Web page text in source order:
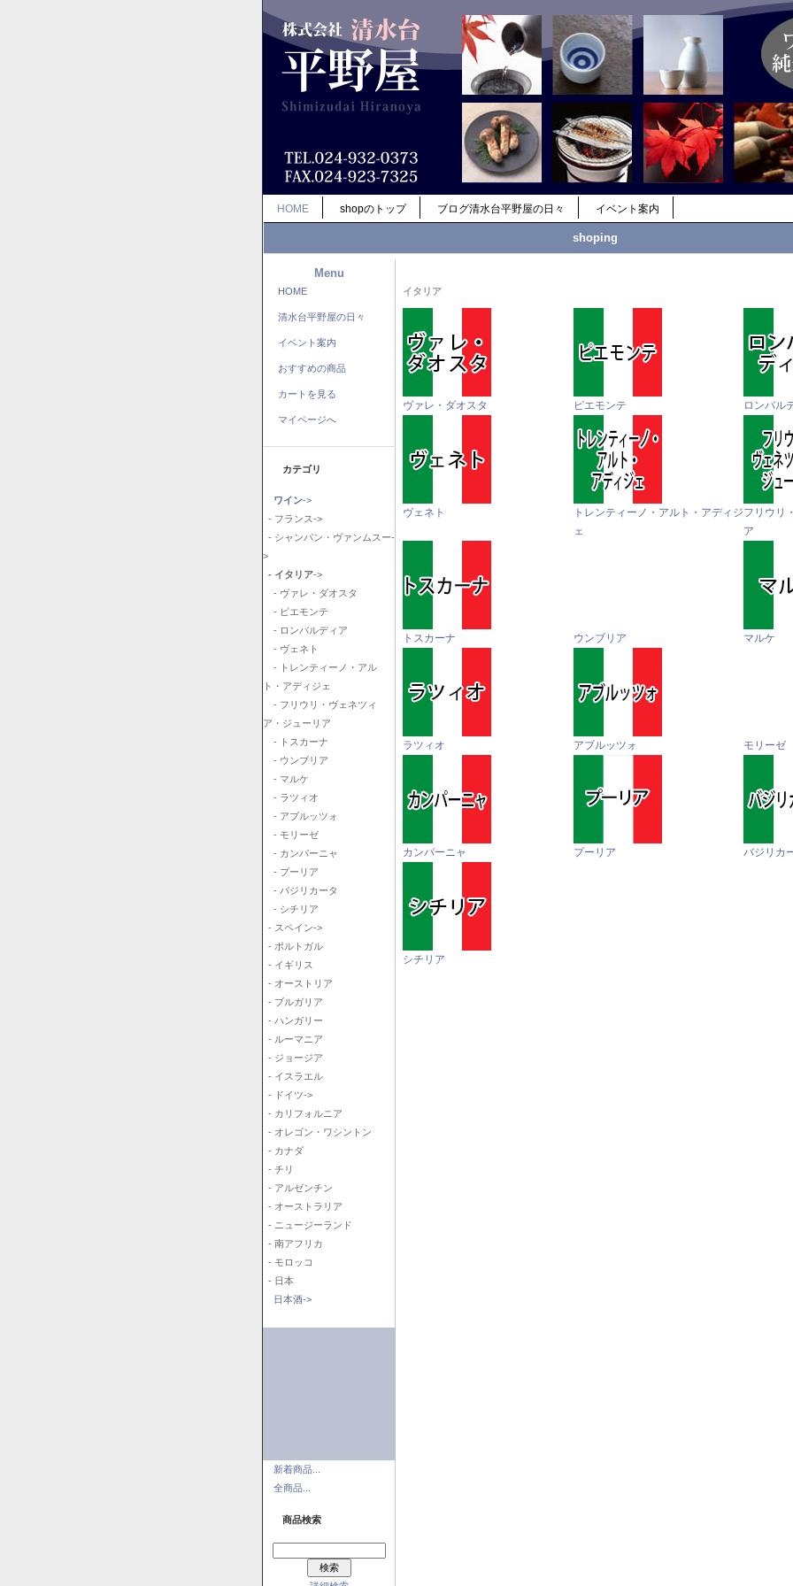
HOME shopのトップ ブログ清水台平野屋の日々 イベント案内
shoping
Menu
HOME
清水台平野屋の日々
イベント案内
おすすめの商品
カートを見る
マイページへ
カテゴリ
ワイン->
- フランス->
- シャンパン・ヴァンムスー-
>
- イタリア->
- ヴァレ・ダオスタ
- ピエモンテ
- ロンバルディア
- ヴェネト
- トレンティーノ・アル
ト・アディジェ
- フリウリ・ヴェネツィ
ア・ジューリア
- トスカーナ
- ウンブリア
- マルケ
- ラツィオ
- アブルッツォ
- モリーゼ
- カンパーニャ
- プーリア
- バジリカータ
- シチリア
- スペイン->
- ポルトガル
- イギリス
- オーストリア
- ブルガリア
- ハンガリー
- ルーマニア
- ジョージア
- イスラエル
- ドイツ->
- カリフォルニア
- オレゴン・ワシントン
- カナダ
- チリ
- アルゼンチン
- オーストラリア
- ニュージーランド
- 南アフリカ
- モロッコ
- 日本
日本酒->
新着商品...
全商品...
商品検索
イタリア
ヴァレ・ダオスタ ピエモンテ ロンバル
ヴェネト
トレンティーノ・アルト・アディジ
ェ
フリウリ
ア
トスカーナ ウンブリア マルケ
ラツィオ アブルッツォ モリーゼ
カンパーニャ プーリア バジリカ
シチリア